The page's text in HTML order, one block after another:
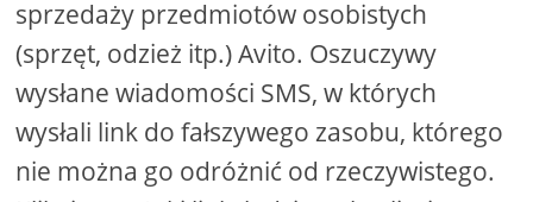
sprzedaży przedmiotów osobistych
(sprzęt, odzież itp.) Avito. Oszuczywy
wysłane wiadomości SMS, w których
wysłali link do fałszywego zasobu, którego
nie można go odróżnić od rzeczywistego.